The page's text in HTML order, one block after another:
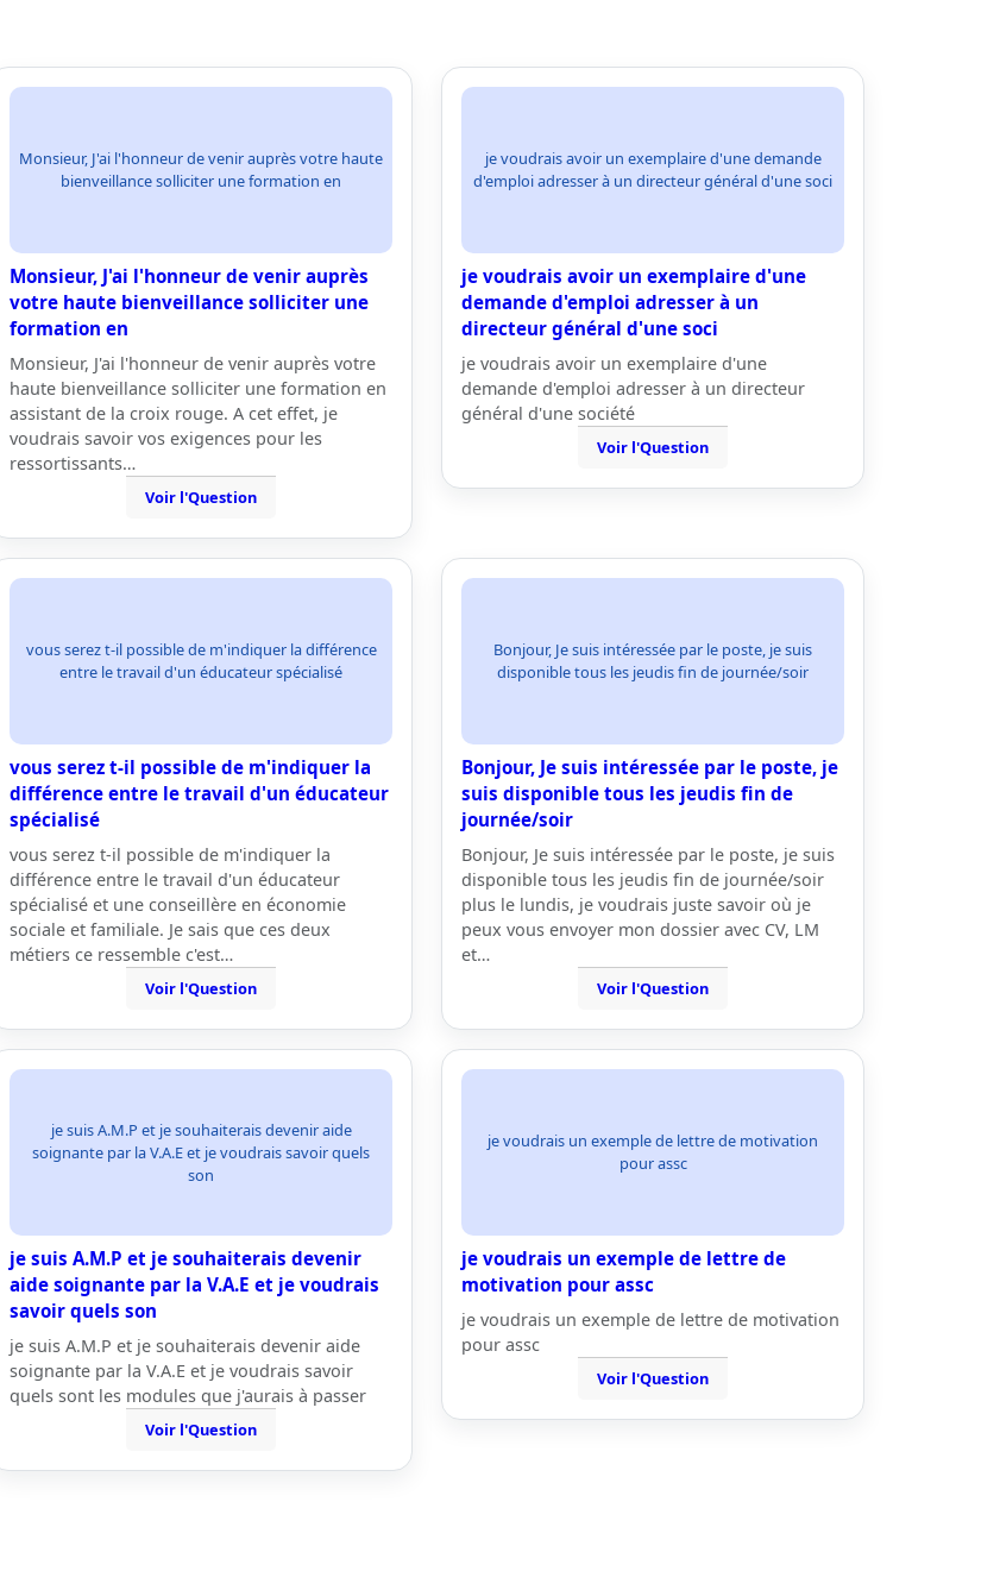
Monsieur, J'ai l'honneur de venir auprès votre haute
bienveillance solliciter une formation en
Monsieur, J'ai l'honneur de venir auprès
votre haute bienveillance solliciter une
formation en
Monsieur, J'ai l'honneur de venir auprès votre
haute bienveillance solliciter une formation en
assistant de la croix rouge. A cet effet, je
voudrais savoir vos exigences pour les
ressortissants…
Voir l'Question
je voudrais avoir un exemplaire d'une demande
d'emploi adresser à un directeur général d'une soci
je voudrais avoir un exemplaire d'une
demande d'emploi adresser à un
directeur général d'une soci
je voudrais avoir un exemplaire d'une
demande d'emploi adresser à un directeur
général d'une société
Voir l'Question
vous serez t-il possible de m'indiquer la différence
entre le travail d'un éducateur spécialisé
vous serez t-il possible de m'indiquer la
différence entre le travail d'un éducateur
spécialisé
vous serez t-il possible de m'indiquer la
différence entre le travail d'un éducateur
spécialisé et une conseillère en économie
sociale et familiale. Je sais que ces deux
métiers ce ressemble c'est…
Voir l'Question
Bonjour, Je suis intéressée par le poste, je suis
disponible tous les jeudis fin de journée/soir
Bonjour, Je suis intéressée par le poste, je
suis disponible tous les jeudis fin de
journée/soir
Bonjour, Je suis intéressée par le poste, je suis
disponible tous les jeudis fin de journée/soir
plus le lundis, je voudrais juste savoir où je
peux vous envoyer mon dossier avec CV, LM
et…
Voir l'Question
je suis A.M.P et je souhaiterais devenir aide
soignante par la V.A.E et je voudrais savoir quels
son
je suis A.M.P et je souhaiterais devenir
aide soignante par la V.A.E et je voudrais
savoir quels son
je suis A.M.P et je souhaiterais devenir aide
soignante par la V.A.E et je voudrais savoir
quels sont les modules que j'aurais à passer
Voir l'Question
je voudrais un exemple de lettre de motivation
pour assc
je voudrais un exemple de lettre de
motivation pour assc
je voudrais un exemple de lettre de motivation
pour assc
Voir l'Question